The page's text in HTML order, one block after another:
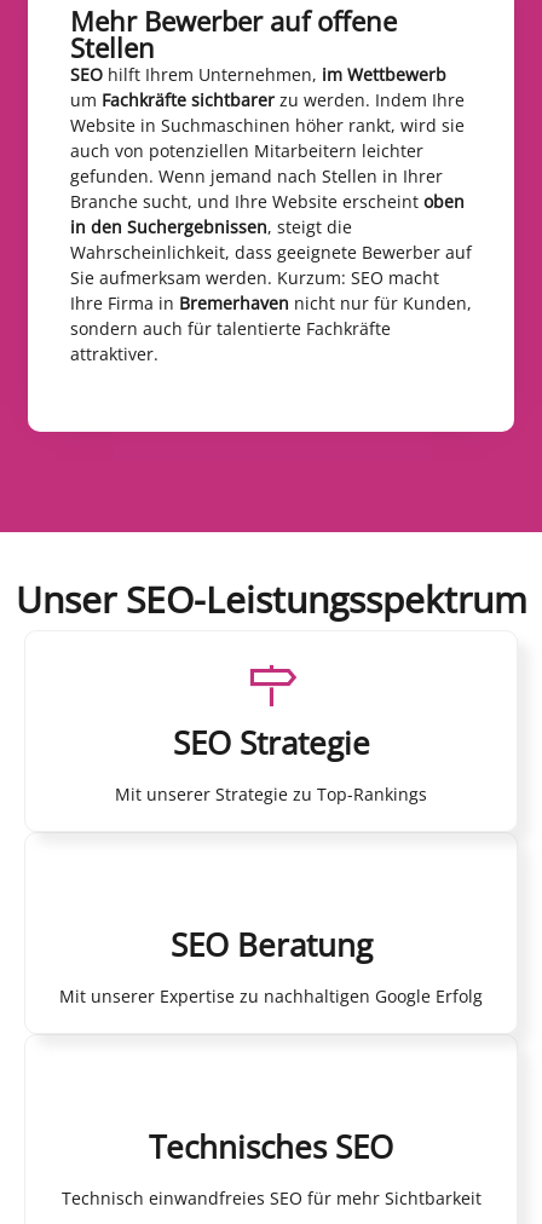
Mehr Bewerber auf offene
Stellen​
SEO hilft Ihrem Unternehmen, im Wettbewerb
um Fachkräfte sichtbarer zu werden. Indem Ihre
Website in Suchmaschinen höher rankt, wird sie
auch von potenziellen Mitarbeitern leichter
gefunden. Wenn jemand nach Stellen in Ihrer
Branche sucht, und Ihre Website erscheint oben
in den Suchergebnissen, steigt die
Wahrscheinlichkeit, dass geeignete Bewerber auf
Sie aufmerksam werden. Kurzum: SEO macht
Ihre Firma in Bremerhaven nicht nur für Kunden,
sondern auch für talentierte Fachkräfte
attraktiver.
Unser SEO-Leistungsspektrum
SEO Strategie
Mit unserer Strategie zu Top-Rankings
SEO Beratung
Mit unserer Expertise zu nachhaltigen Google Erfolg
Technisches SEO
Technisch einwandfreies SEO für mehr Sichtbarkeit